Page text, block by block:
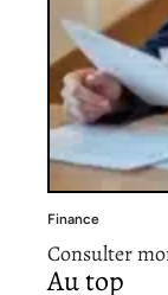
Finance
Consulter
Au top